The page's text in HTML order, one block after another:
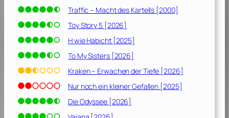
Traffic – Macht des Kartells [2000]
Toy Story 5 [2026]
H wie Habicht [2025]
To My Sisters [2026]
Kraken – Erwachen der Tiefe [2026]
Nur noch ein kleiner Gefallen [2025]
Die Odyssee [2026]